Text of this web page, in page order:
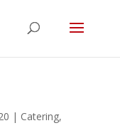
| Catering,